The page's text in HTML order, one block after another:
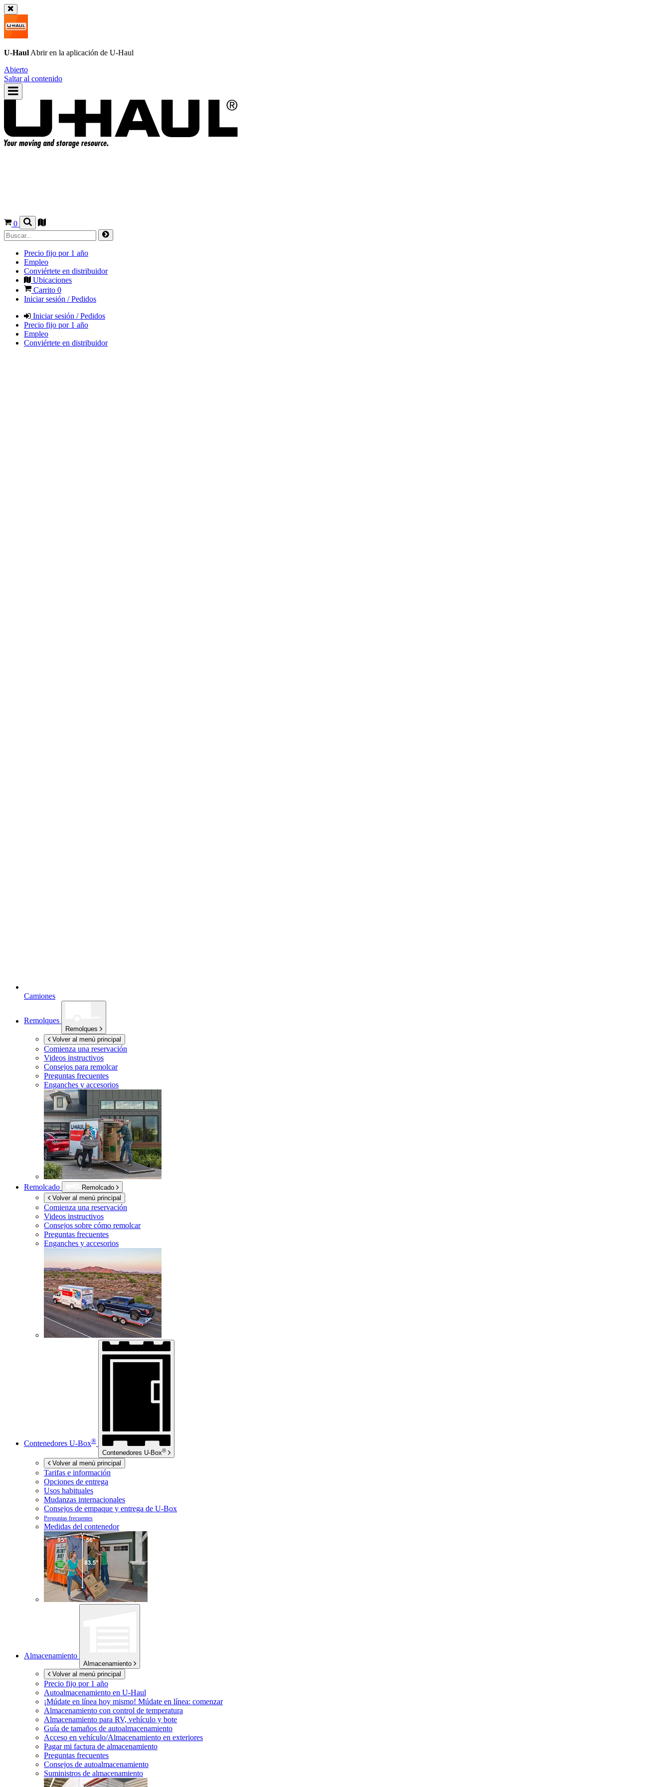
U-Haul Abrir en la aplicación de U-Haul
Abierto
Saltar al contenido
0
Precio fijo por 1 año
Empleo
Conviértete en distribuidor
Ubicaciones
Carrito 0
Iniciar sesión / Pedidos
Iniciar sesión / Pedidos
Precio fijo por 1 año
Empleo
Conviértete en distribuidor
Camiones
Remolques
Remolques
Volver al menú principal
Comienza una reservación
Videos instructivos
Consejos para remolcar
Preguntas frecuentes
Enganches y accesorios
Remolcado
Remolcado
Volver al menú principal
Comienza una reservación
Videos instructivos
Consejos sobre cómo remolcar
Preguntas frecuentes
Enganches y accesorios
Contenedores U-Box®
Contenedores U-Box®
Volver al menú principal
Tarifas e información
Opciones de entrega
Usos habituales
Mudanzas internacionales
Consejos de empaque y entrega de U-Box
Preguntas frecuentes
Medidas del contenedor
Almacenamiento
Almacenamiento
Volver al menú principal
Precio fijo por 1 año
Autoalmacenamiento en U-Haul
¡Múdate en línea hoy mismo! Múdate en línea: comenzar
Almacenamiento con control de temperatura
Almacenamiento para RV, vehículo y bote
Guía de tamaños de autoalmacenamiento
Acceso en vehículo/Almacenamiento en exteriores
Pagar mi factura de almacenamiento
Preguntas frecuentes
Consejos de autoalmacenamiento
Suministros de almacenamiento